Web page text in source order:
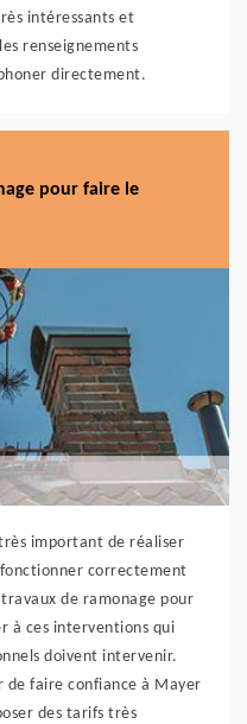
intéressants et
renseignements
directement.
pour faire le
important de réaliser
correctement
de ramonage pour
à ces interventions qui
doivent intervenir.
de faire confiance à Mayer
des tarifs très